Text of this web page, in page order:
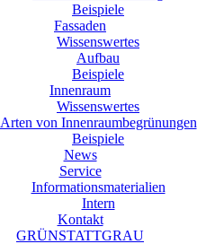
Beispiele
Fassaden
Wissenswertes
Aufbau
Beispiele
Innenraum
Wissenswertes
Arten von Innenraumbegrünungen
Beispiele
News
Service
Informationsmaterialien
Intern
Kontakt
GRÜNSTATTGRAU